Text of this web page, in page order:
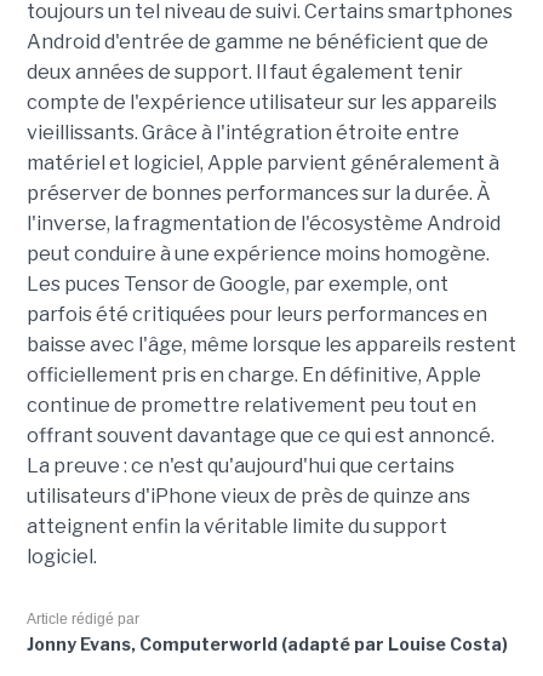
toujours un tel niveau de suivi. Certains smartphones
Android d'entrée de gamme ne bénéficient que de
deux années de support. Il faut également tenir
compte de l'expérience utilisateur sur les appareils
vieillissants. Grâce à l'intégration étroite entre
matériel et logiciel, Apple parvient généralement à
préserver de bonnes performances sur la durée. À
l'inverse, la fragmentation de l'écosystème Android
peut conduire à une expérience moins homogène.
Les puces Tensor de Google, par exemple, ont
parfois été critiquées pour leurs performances en
baisse avec l'âge, même lorsque les appareils restent
officiellement pris en charge. En définitive, Apple
continue de promettre relativement peu tout en
offrant souvent davantage que ce qui est annoncé.
La preuve : ce n'est qu'aujourd'hui que certains
utilisateurs d'iPhone vieux de près de quinze ans
atteignent enfin la véritable limite du support
logiciel.
Article rédigé par
Jonny Evans, Computerworld (adapté par Louise Costa)